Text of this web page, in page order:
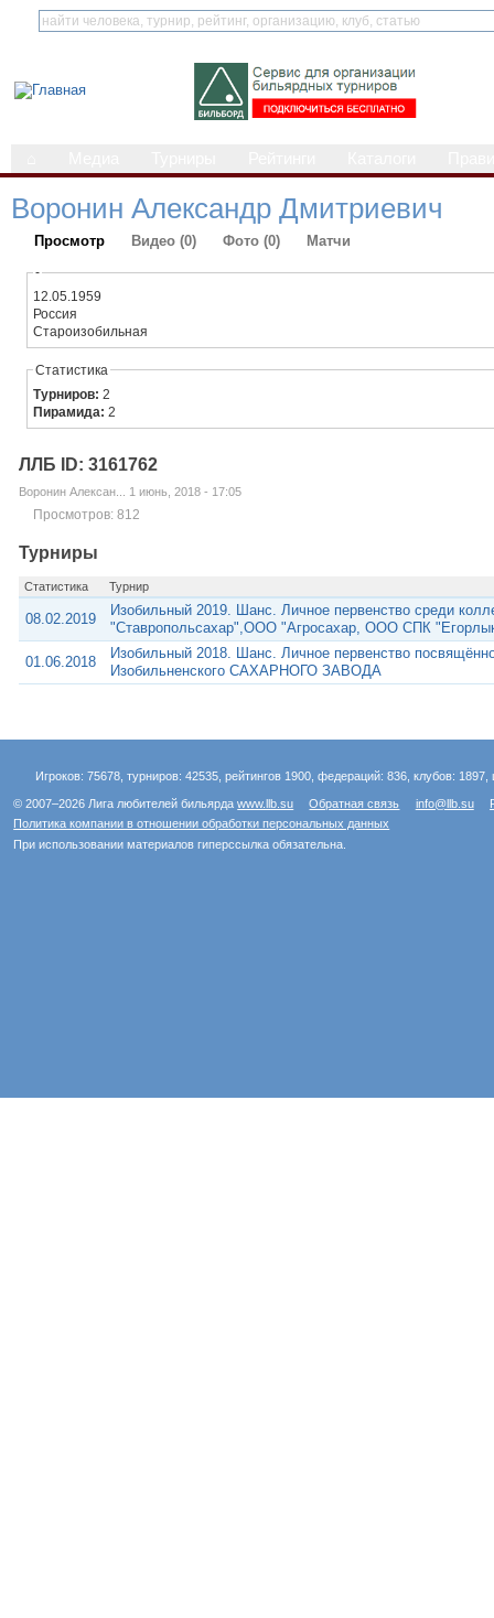
Воронин Александр Дмитриевич
Просмотр Видео (0) Фото (0) Матчи
-
12.05.1959
Россия
Староизобильная
Статистика
Турниров:2
Пирамида:2
ЛЛБ ID: 3161762
Воронин Алексан... 1 июнь, 2018 - 17:05
Просмотров: 812
Турниры
Статистика Турнир
08.02.2019
Изобильный 2019. Шанс. Личное первенство среди
"Ставропольсахар",ООО "Агросахар, ООО СПК
01.06.2018
Изобильный 2018. Шанс. Личное первенство
Изобильненского САХАРНОГО ЗАВОДА
Игроков: 75678, турниров: 42535, рейтингов 1900, федераций: 836, клубов:
© 2007–2026 Лига любителей бильярдаwww.llb.su Обратная связь info@llb.su
Политика компании в отношении обработки персональных данных
При использовании материалов гиперссылка обязательна.